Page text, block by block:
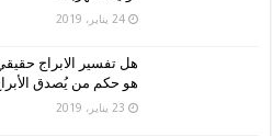
24 يناير، 2019
هل تفسير الابراج
هو حكم من يُصدق
23 يناير، 2019